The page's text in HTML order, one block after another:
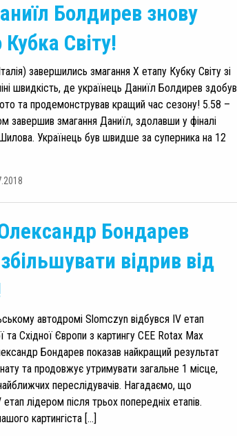
Болдирев знову
Світу!
завершились змагання Х етапу Кубку Світу зі
швидкість, де українець Даниїл Болдирев здобув
та продемонстрував кращий час сезону! 5.58 –
завершив змагання Даниїл, здолавши у фіналі
Українець був швидше за суперника на 12
Бондарев
відрив від
автодромі Slomczyn відбувся IV етап
та Східної Європи з картингу CEE Rotax Max
Бондарев показав найкращий результат
та продовжує утримувати загальне 1 місце,
переслідувачів. Нагадаємо, що
лідером після трьох попередніх етапів.
картингіста […]